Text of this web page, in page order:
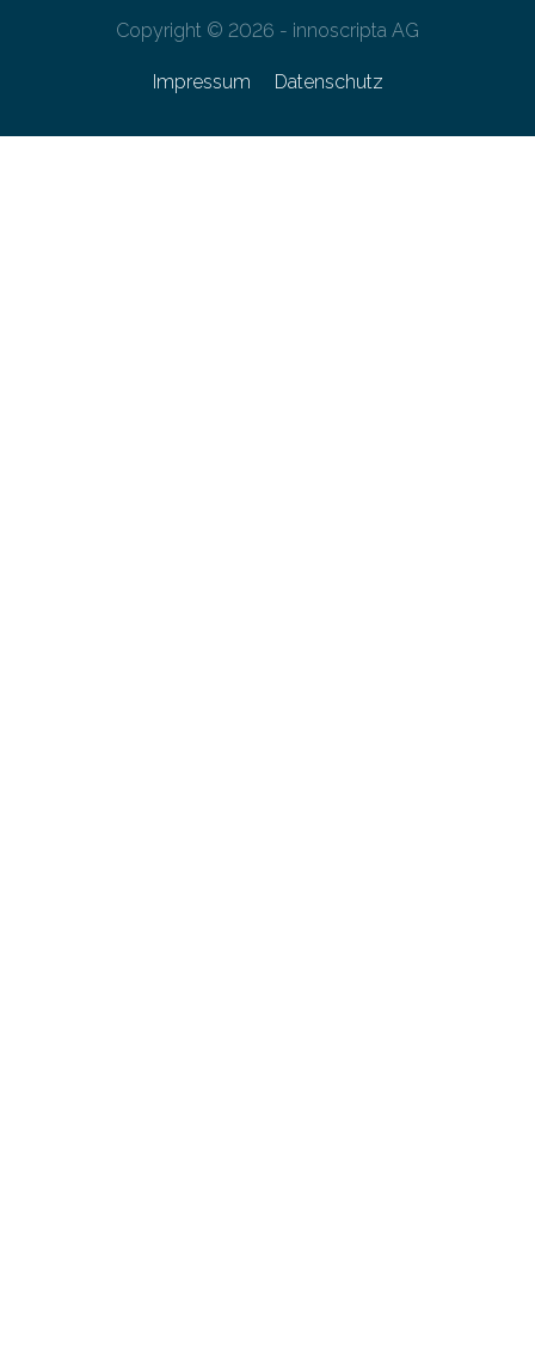
Copyright © 2026 - innoscripta AG
Impressum Datenschutz